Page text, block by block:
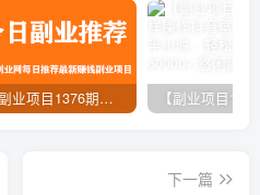
【副业项目1376期】龟课最新闲鱼项目玩法实战教程_全新升级月收益几千到几万
下一篇